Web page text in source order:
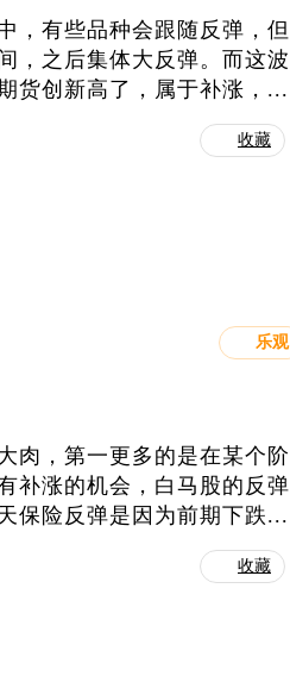
，有些品种会跟随反弹，但
，之后集体大反弹。而这波
货创新高了，属于补涨，...
收藏
乐观
肉，第一更多的是在某个阶
补涨的机会，白马股的反弹
保险反弹是因为前期下跌...
收藏